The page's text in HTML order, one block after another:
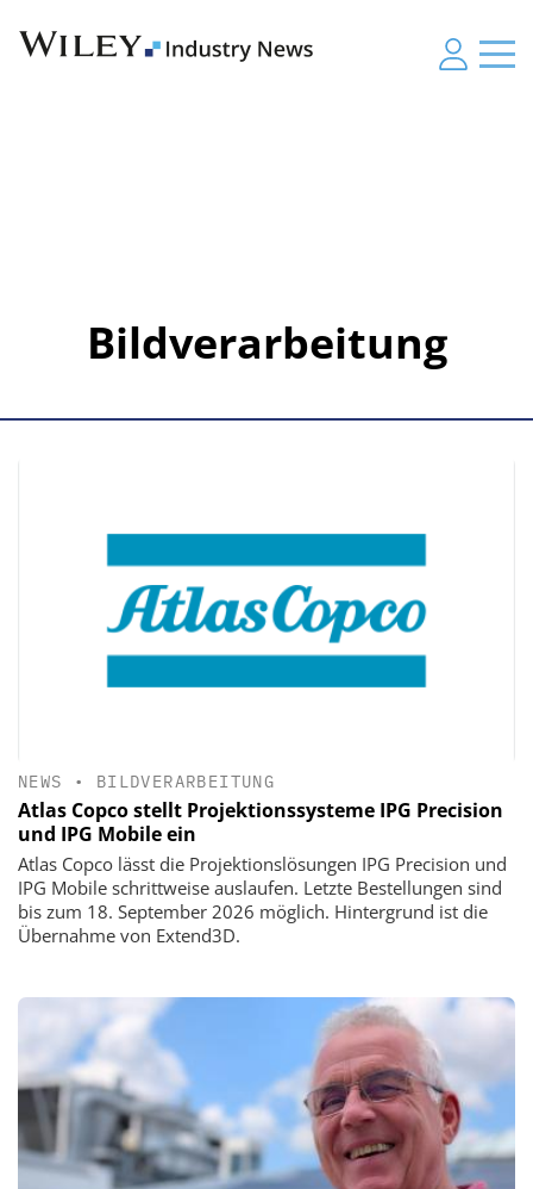
Bildverarbeitung
NEWS • BILDVERARBEITUNG
Atlas Copco stellt Projektionssysteme IPG Precision
und IPG Mobile ein
Atlas Copco lässt die Projektionslösungen IPG Precision und
IPG Mobile schrittweise auslaufen. Letzte Bestellungen sind
bis zum 18. September 2026 möglich. Hintergrund ist die
Übernahme von Extend3D.